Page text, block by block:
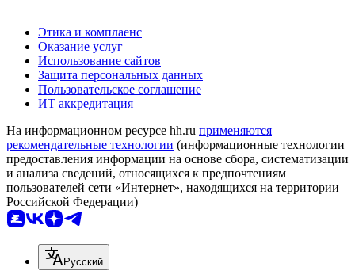
Этика и комплаенс
Оказание услуг
Использование сайтов
Защита персональных данных
Пользовательское соглашение
ИТ аккредитация
На информационном ресурсе hh.ru применяются
рекомендательные технологии (информационные технологии
предоставления информации на основе сбора, систематизации
и анализа сведений, относящихся к предпочтениям
пользователей сети «Интернет», находящихся на территории
Российской Федерации)
Русский